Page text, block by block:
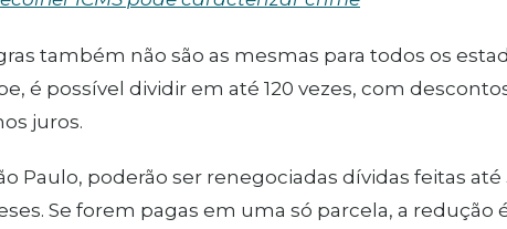
também não são as mesmas para todos os
é possível dividir em até 120 vezes, com
juros.
Paulo, poderão ser renegociadas dívidas feitas até
Se forem pagas em uma só parcela, a redução